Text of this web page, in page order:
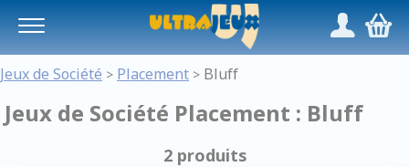
/,
Jeux de Société > Placement > Bluff
Jeux de Société Placement : Bluff
2 produits